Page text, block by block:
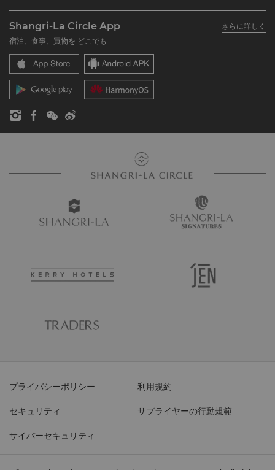
よくあるお問合せや質問
SLCに関するお問い合わせ
シャングリ・ラ ブランド
シャングリ・ラ センター
レジデンス
お問い合わせ
採用情報
企業の社会的責任
ニュース
Shangri-La Circle App
さらに詳しく
宿泊、食事、買物を どこでも
プライバシーポリシー 利用規約
セキュリティ サプライヤーの行動規範
サイバーセキュリティ